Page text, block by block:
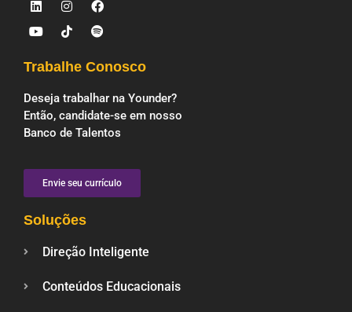
Trabalhe Conosco
Deseja trabalhar na Younder?
Então, candidate-se em nosso
Banco de Talentos
Envie seu currículo
Soluções
Direção Inteligente
Conteúdos Educacionais